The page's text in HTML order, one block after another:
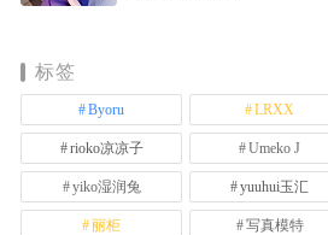
标签
Byoru LRXX
rioko凉凉子 Umeko J
yiko湿润兔 yuuhui玉汇
丽柜 写真模特